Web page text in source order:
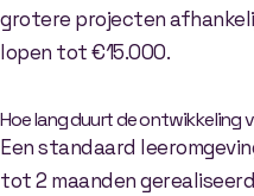
grotere projecten
lopen tot €15.000.
Hoe lang duurt de ontwikkeling
Een standaard
tot 2 maanden